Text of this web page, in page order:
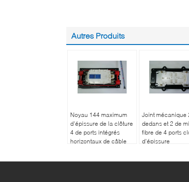
Autres Produits
Noyau 144 maximum
d'épissure de la clôture
4 de ports intégrés
horizontaux de câble
Joint mécanique
dedans et 2 de
fibre de 4 ports
d'épissure